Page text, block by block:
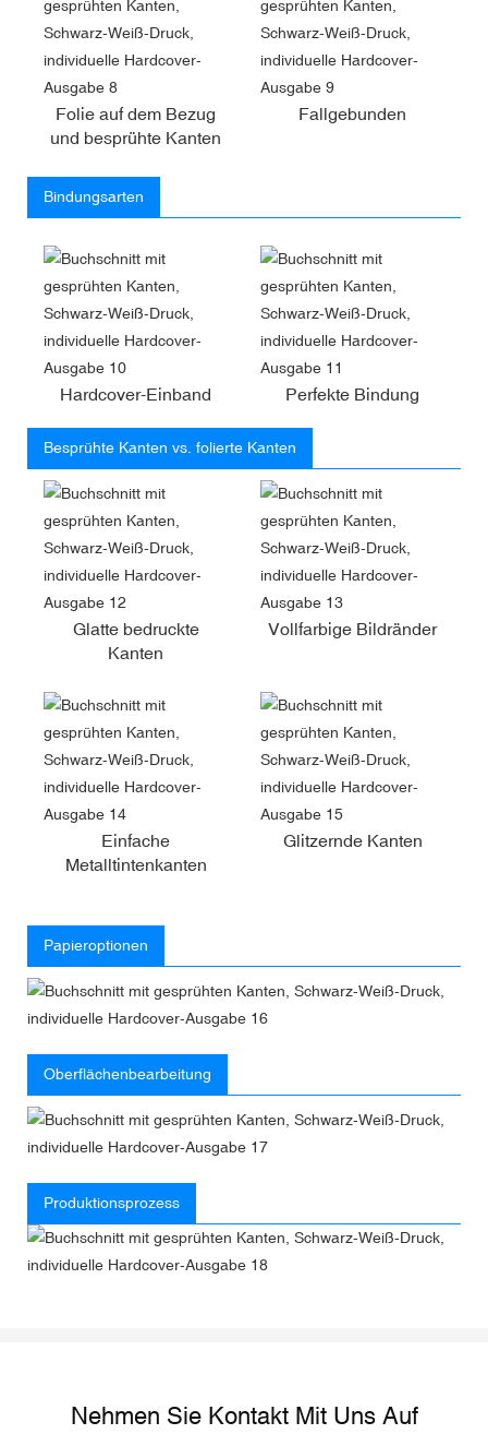
Folie auf dem Bezug
und besprühte Kanten
Fallgebunden
Bindungsarten
Hardcover-Einband Perfekte Bindung
Besprühte Kanten vs. folierte Kanten
Glatte bedruckte
Kanten
Vollfarbige Bildränder
Einfache
Metalltintenkanten
Glitzernde Kanten
Papieroptionen
Oberflächenbearbeitung
Produktionsprozess
Nehmen Sie Kontakt Mit Uns Auf